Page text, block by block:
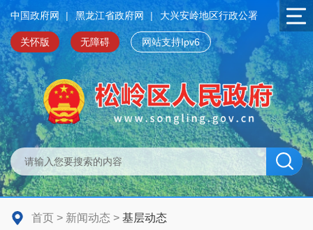
中国政府网 | 黑龙江省政府网 | 大兴安岭地区行政公署
关怀版 无障碍 网站支持Ipv6
首页 > 新闻动态 > 基层动态